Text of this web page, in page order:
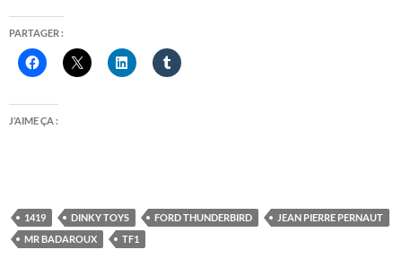
PARTAGER :
J’AIME ÇA :
1419 DINKY TOYS FORD THUNDERBIRD
JEAN PIERRE PERNAUT
MR BADAROUX
TF1